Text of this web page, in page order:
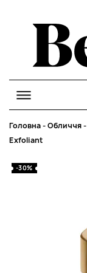
Головна-Обличчя-
Exfoliant
-30%